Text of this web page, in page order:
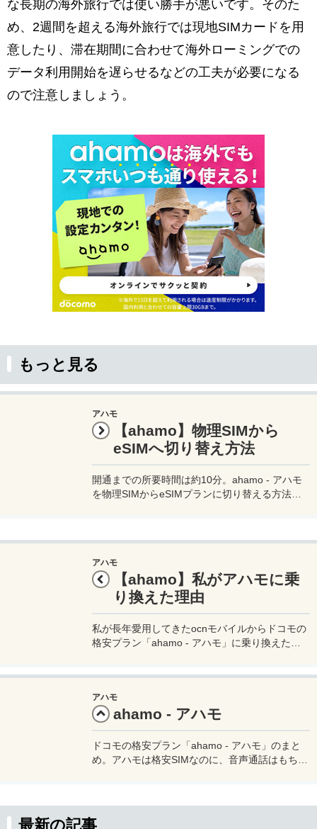
な長期の海外旅行では使い勝手が悪いです。そのた
め、2週間を超える海外旅行では現地SIMカードを用
意したり、滞在期間に合わせて海外ローミングでの
データ利用開始を遅らせるなどの工夫が必要になる
ので注意しましょう。
もっと見る
アハモ
【ahamo】物理SIMから
eSIMへ切り替え方法
開通までの所要時間は約10分。ahamo - アハモ
を物理SIMからeSIMプランに切り替える方法。
アハモ
【ahamo】私がアハモに乗
り換えた理由
私が長年愛用してきたocnモバイルからドコモの
格安プラン「ahamo - アハモ」に乗り換えた理
アハモ
ahamo - アハモ
ドコモの格安プラン「ahamo - アハモ」のまと
め。アハモは格安SIMなのに、音声通話はもちろ
最新の記事